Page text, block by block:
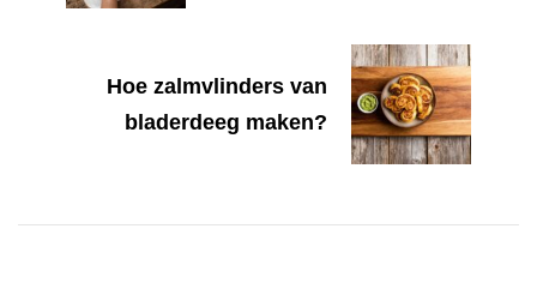
Hoe zalmvlinders van
bladerdeeg maken?